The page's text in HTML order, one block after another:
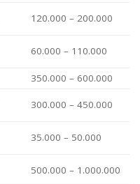
120.000 – 200.000
60.000 – 110.000
350.000 – 600.000
300.000 – 450.000
35.000 – 50.000
500.000 – 1.000.000